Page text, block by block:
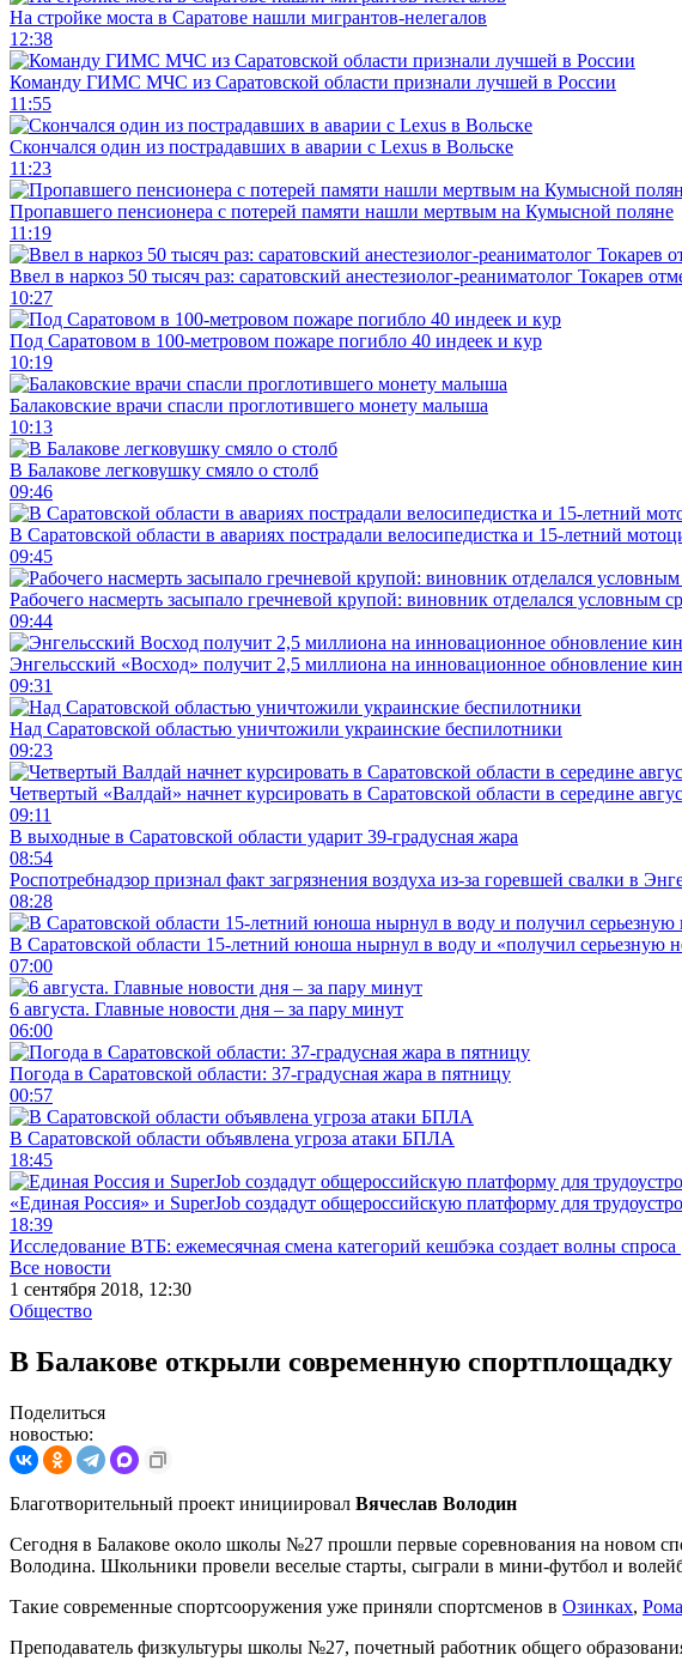
На стройке моста в Саратове нашли мигрантов-нелегалов
12:38
Команду ГИМС МЧС из Саратовской области признали лучшей в России
11:55
Скончался один из пострадавших в аварии c Lexus в Вольске
11:23
Пропавшего пенсионера с потерей памяти нашли мертвым на Кумысной поляне
11:19
Ввел в наркоз 50 тысяч раз: саратовский анестезиолог-реаниматолог Токарев
10:27
Под Саратовом в 100-метровом пожаре погибло 40 индеек и кур
10:19
Балаковские врачи спасли проглотившего монету малыша
10:13
В Балакове легковушку смяло о столб
09:46
В Саратовской области в авариях пострадали велосипедистка и 15-летний
09:45
Рабочего насмерть засыпало гречневой крупой: виновник отделался условным
09:44
Энгельсский «Восход» получит 2,5 миллиона на инновационное обновление
09:31
Над Саратовской областью уничтожили украинские беспилотники
09:23
Четвертый «Валдай» начнет курсировать в Саратовской области в середине
09:11
В выходные в Саратовской области ударит 39-градусная жара
08:54
Роспотребнадзор признал факт загрязнения воздуха из-за горевшей свалки в
08:28
В Саратовской области 15-летний юноша нырнул в воду и «получил серьезную
07:00
6 августа. Главные новости дня – за пару минут
06:00
Погода в Саратовской области: 37-градусная жара в пятницу
00:57
В Саратовской области объявлена угроза атаки БПЛА
18:45
«Единая Россия» и SuperJob создадут общероссийскую платформу для
18:39
Исследование ВТБ: ежемесячная смена категорий кешбэка создает волны спроса
Все новости
1 сентября 2018, 12:30
Общество
В Балакове открыли современную спортплощадку
Поделиться
новостью:
Благотворительный проект инициировал Вячеслав Володин
Сегодня в Балакове около школы №27 прошли первые соревнования на новом
Володина. Школьники провели веселые старты, сыграли в мини-футбол и
Такие современные спортсооружения уже приняли спортсменов в Озинках,
Преподаватель физкультуры школы №27, почетный работник общего